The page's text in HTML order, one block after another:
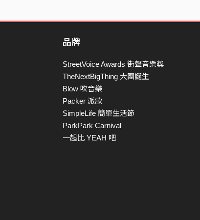
品牌
StreetVoice Awards 街聲音樂獎
TheNextBigThing 大團誕生
Blow 吹音樂
Packer 派歌
SimpleLife 簡單生活節
ParkPark Carnival
一起比 YEAH 吧